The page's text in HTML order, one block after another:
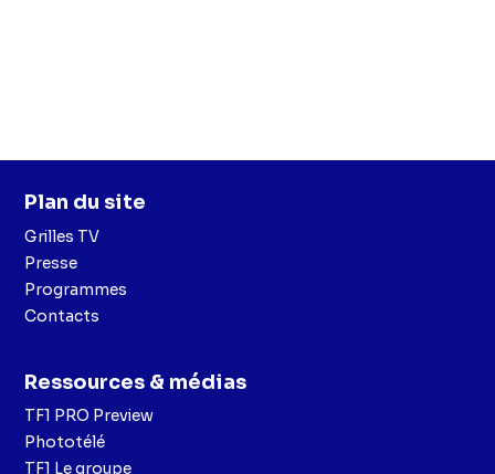
Plan du site
Grilles TV
Presse
Programmes
Contacts
Ressources & médias
TF1 PRO Preview
Phototélé
TF1 Le groupe